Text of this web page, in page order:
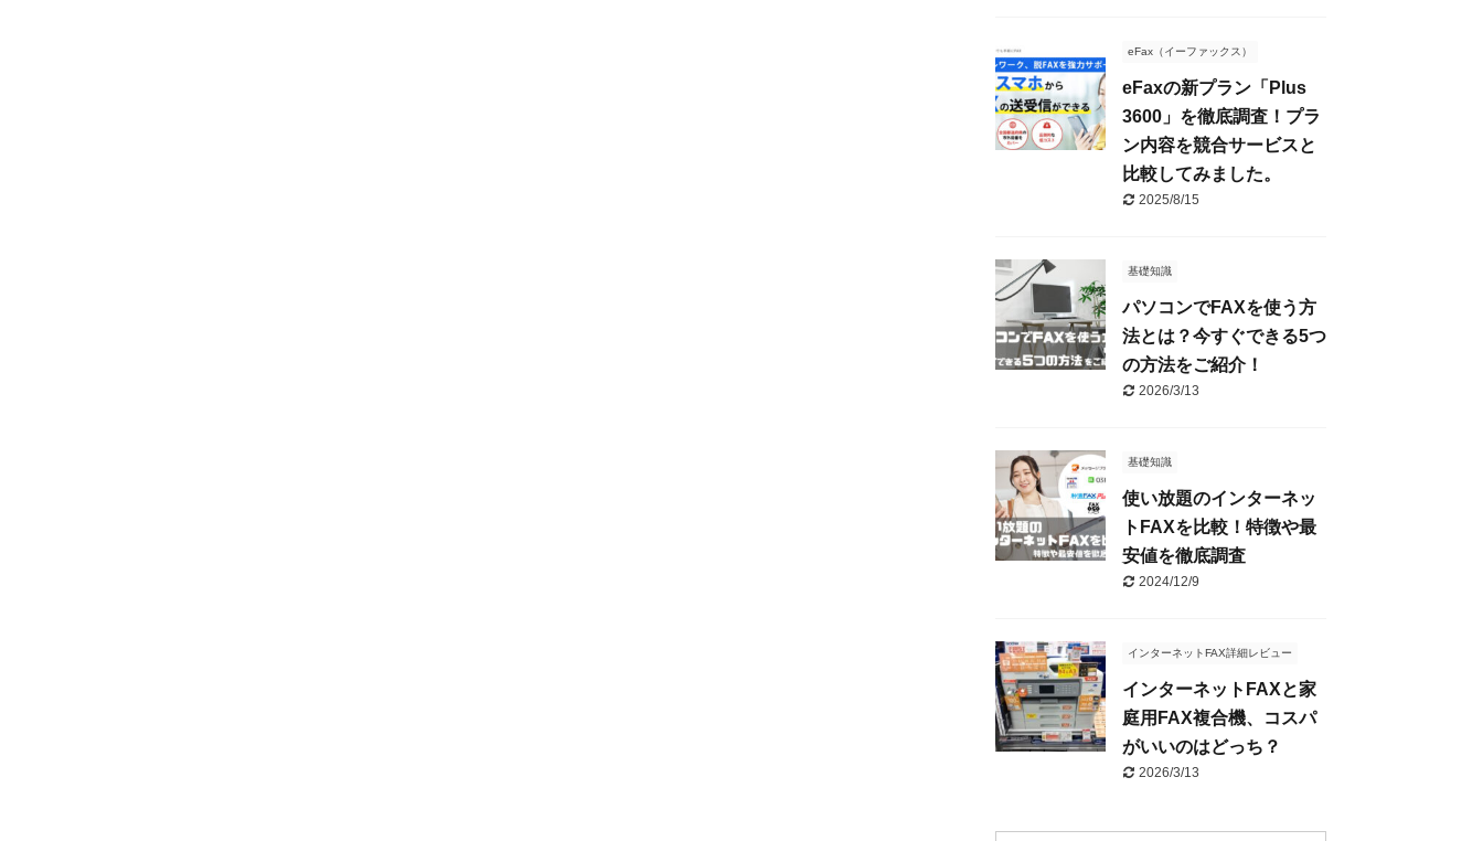
eFax（イーファックス）
eFaxの新プラン「Plus
3600」を徹底調査！プラ
ン内容を競合サービスと
比較してみました。
2025/8/15
基礎知識
パソコンでFAXを使う方
法とは？今すぐできる5つ
の方法をご紹介！
2026/3/13
基礎知識
使い放題のインターネッ
トFAXを比較！特徴や最
安値を徹底調査
2024/12/9
インターネットFAX詳細レビュー
インターネットFAXと家
庭用FAX複合機、コスパ
がいいのはどっち？
2026/3/13